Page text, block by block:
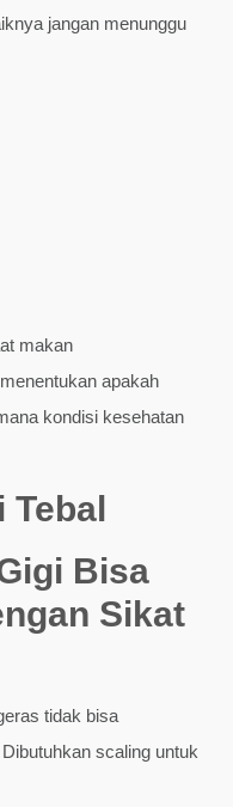
jangan menunggu
makan
apakah
kondisi kesehatan
Bisa
Sikat
tidak bisa
scaling untuk